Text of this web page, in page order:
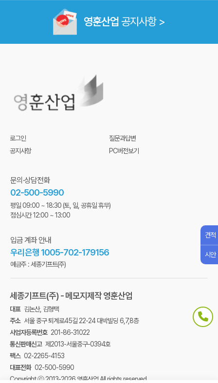
영훈산업공지사항 >
로그인
질문과답변
공지사항
PC버전보기
문의·상담전화
02-500-5990
평일 09:00 ~ 18:30(토, 일, 공휴일 휴무)
점심시간 12:00 ~ 13:00
입금 계좌 안내
우리은행 1005-702-179156
예금주 : 세종기프트(주)
세종기프트(주) - 메모지제작 영훈산업
대표 김논산, 김형택
주소 서울 중구 퇴계로45길 22-24 대박빌딩 6,7,8층
사업자등록번호 201-86-31022
통신판매신고 제2013-서울중구-0394호
팩스 02-2265-4153
대표전화 02-500-5990
Copyright ⓒ 2013-2026 영훈산업 All rights reserved.
견적
시안